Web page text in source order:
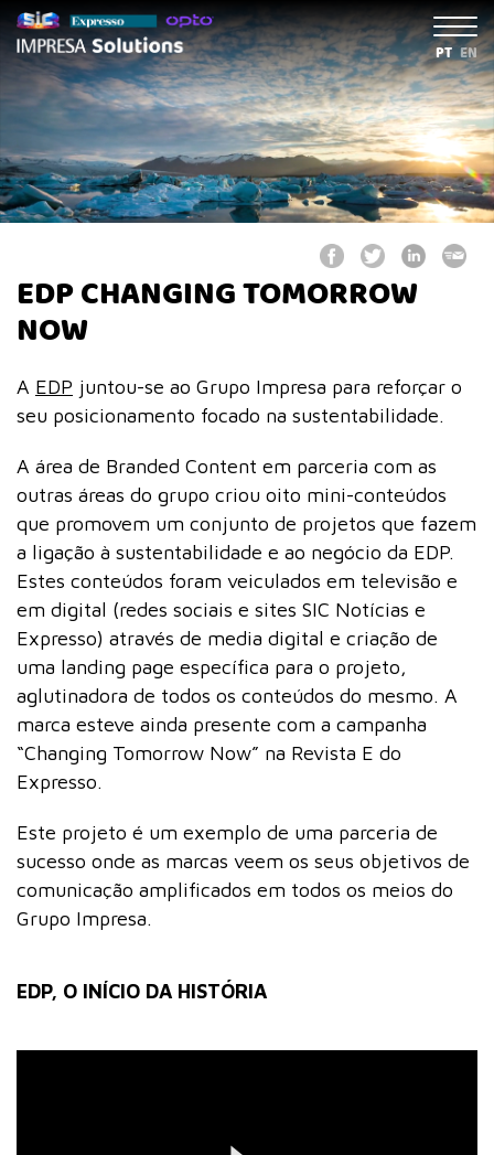
PT EN
EDP CHANGING TOMORROW
NOW
A EDP juntou-se ao Grupo Impresa para reforçar o
seu posicionamento focado na sustentabilidade.
A área de Branded Content em parceria com as
outras áreas do grupo criou oito mini-conteúdos
que promovem um conjunto de projetos que fazem
a ligação à sustentabilidade e ao negócio da EDP.
Estes conteúdos foram veiculados em televisão e
em digital (redes sociais e sites SIC Notícias e
Expresso) através de media digital e criação de
uma landing page específica para o projeto,
aglutinadora de todos os conteúdos do mesmo. A
marca esteve ainda presente com a campanha
“Changing Tomorrow Now” na Revista E do
Expresso.
Este projeto é um exemplo de uma parceria de
sucesso onde as marcas veem os seus objetivos de
comunicação amplificados em todos os meios do
Grupo Impresa.
EDP, O INÍCIO DA HISTÓRIA